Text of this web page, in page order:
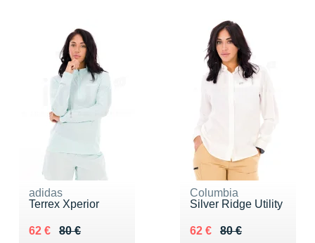
adidas
Terrex Xperior
80 €
Au lieu de 80 €
62 €
Vendu 62 €
Columbia
Silver Ridge Utility
80 €
Au lieu de 80 €
62 €
Vendu 62 €